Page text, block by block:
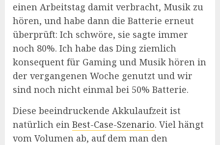
einen Arbeitstag damit verbracht, Musik zu
hören, und habe dann die Batterie erneut
überprüft: Ich schwöre, sie sagte immer
noch 80%. Ich habe das Ding ziemlich
konsequent für Gaming und Musik hören in
der vergangenen Woche genutzt und wir
sind noch nicht einmal bei 50% Batterie.
Diese beeindruckende Akkulaufzeit ist
natürlich ein Best-Case-Szenario. Viel hängt
vom Volumen ab, auf dem man den